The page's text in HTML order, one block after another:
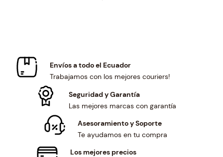
Envíos a todo el Ecuador
Trabajamos con los mejores couriers!
Seguridad y Garantía
Las mejores marcas con garantía
Asesoramiento y Soporte
Te ayudamos en tu compra
Los mejores precios